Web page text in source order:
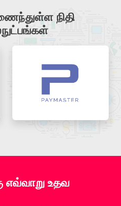
நிதி
எவ்வாறு உதவ